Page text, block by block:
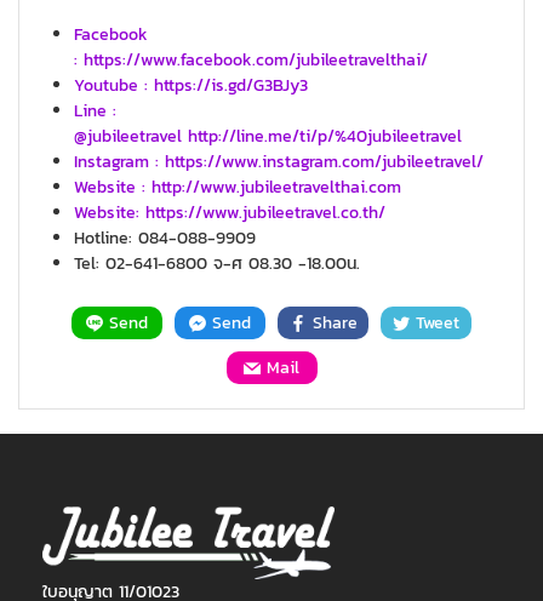
Facebook
: https://www.facebook.com/jubileetravelthai/
Youtube : https://is.gd/G3BJy3
Line :
@jubileetravel http://line.me/ti/p/%40jubileetravel
Instagram : https://www.instagram.com/jubileetravel/
Website : http://www.jubileetravelthai.com
Website: https://www.jubileetravel.co.th/
Hotline: 084-088-9909
Tel: 02-641-6800 จ-ศ 08.30 -18.00น.
Send Send Share
Tweet
Mail
ใบอนุญาต 11/01023